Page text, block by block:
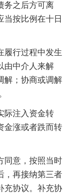
务之后方可离
当按比例在十日
行过程中发生
由中介人来解
解；协商或调解
注入资金转
金涨或者跌而转
意，按照当时
，再接纳第三者
充协议。补充协